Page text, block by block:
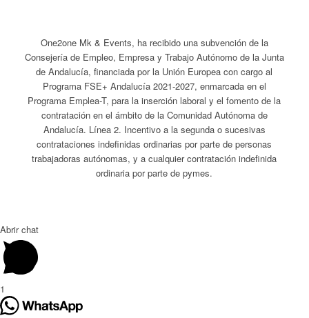
One2one Mk & Events, ha recibido una subvención de la
Consejería de Empleo, Empresa y Trabajo Autónomo de la Junta
de Andalucía, financiada por la Unión Europea con cargo al
Programa FSE+ Andalucía 2021-2027, enmarcada en el
Programa Emplea-T, para la inserción laboral y el fomento de la
contratación en el ámbito de la Comunidad Autónoma de
Andalucía. Línea 2. Incentivo a la segunda o sucesivas
contrataciones indefinidas ordinarias por parte de personas
trabajadoras autónomas, y a cualquier contratación indefinida
ordinaria por parte de pymes.
Abrir chat
1